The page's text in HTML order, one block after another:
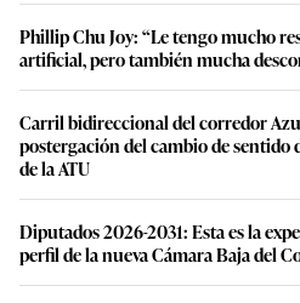
Phillip Chu Joy: “Le tengo mucho
artificial, pero también mucha
Carril bidireccional del corredor
postergación del cambio de sentido
de la ATU
Diputados 2026-2031: Esta es la
perfil de la nueva Cámara Baja del